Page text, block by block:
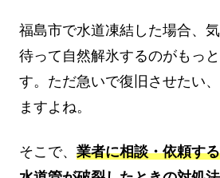
福島市で水道凍結した場合、
待って自然解氷するのがもっ
す。ただ急いで復旧させたい
ますよね。
そこで、 業者に相談・依頼す